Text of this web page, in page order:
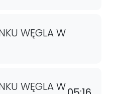
WĘGLA W
WĘGLA W